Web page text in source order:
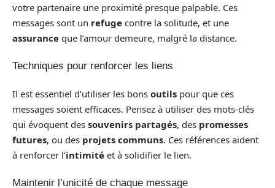
votre partenaire une proximité presque palpable. Ces
messages sont un refuge contre la solitude, et une
assurance que l’amour demeure, malgré la distance.
Techniques pour renforcer les liens
Il est essentiel d’utiliser les bons outils pour que ces
messages soient efficaces. Pensez à utiliser des mots-clés
qui évoquent des souvenirs partagés, des promesses
futures, ou des projets communs. Ces références aident
à renforcer l’intimité et à solidifier le lien.
Maintenir l’unicité de chaque message